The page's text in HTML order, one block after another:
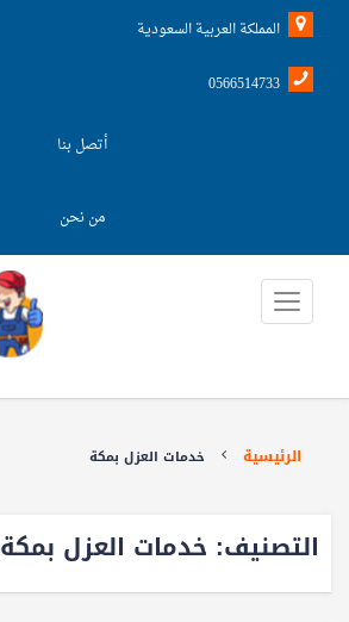
المملكة العربية السعودية
0566514733
أتصل بنا
من نحن
الرئيسية خدمات العزل بمكة
التصنيف: خدمات العزل بمكة